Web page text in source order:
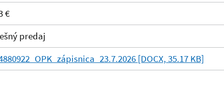
€
predaj
[DOCX, 35.17 KB]